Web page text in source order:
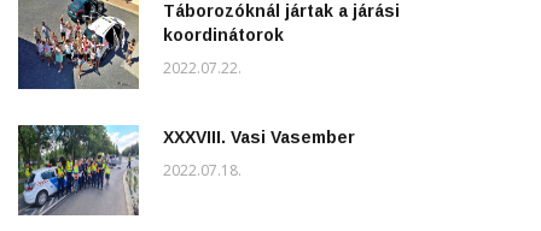
Táborozóknál jártak a járási
koordinátorok
2022.07.22.
XXXVIII. Vasi Vasember
2022.07.18.